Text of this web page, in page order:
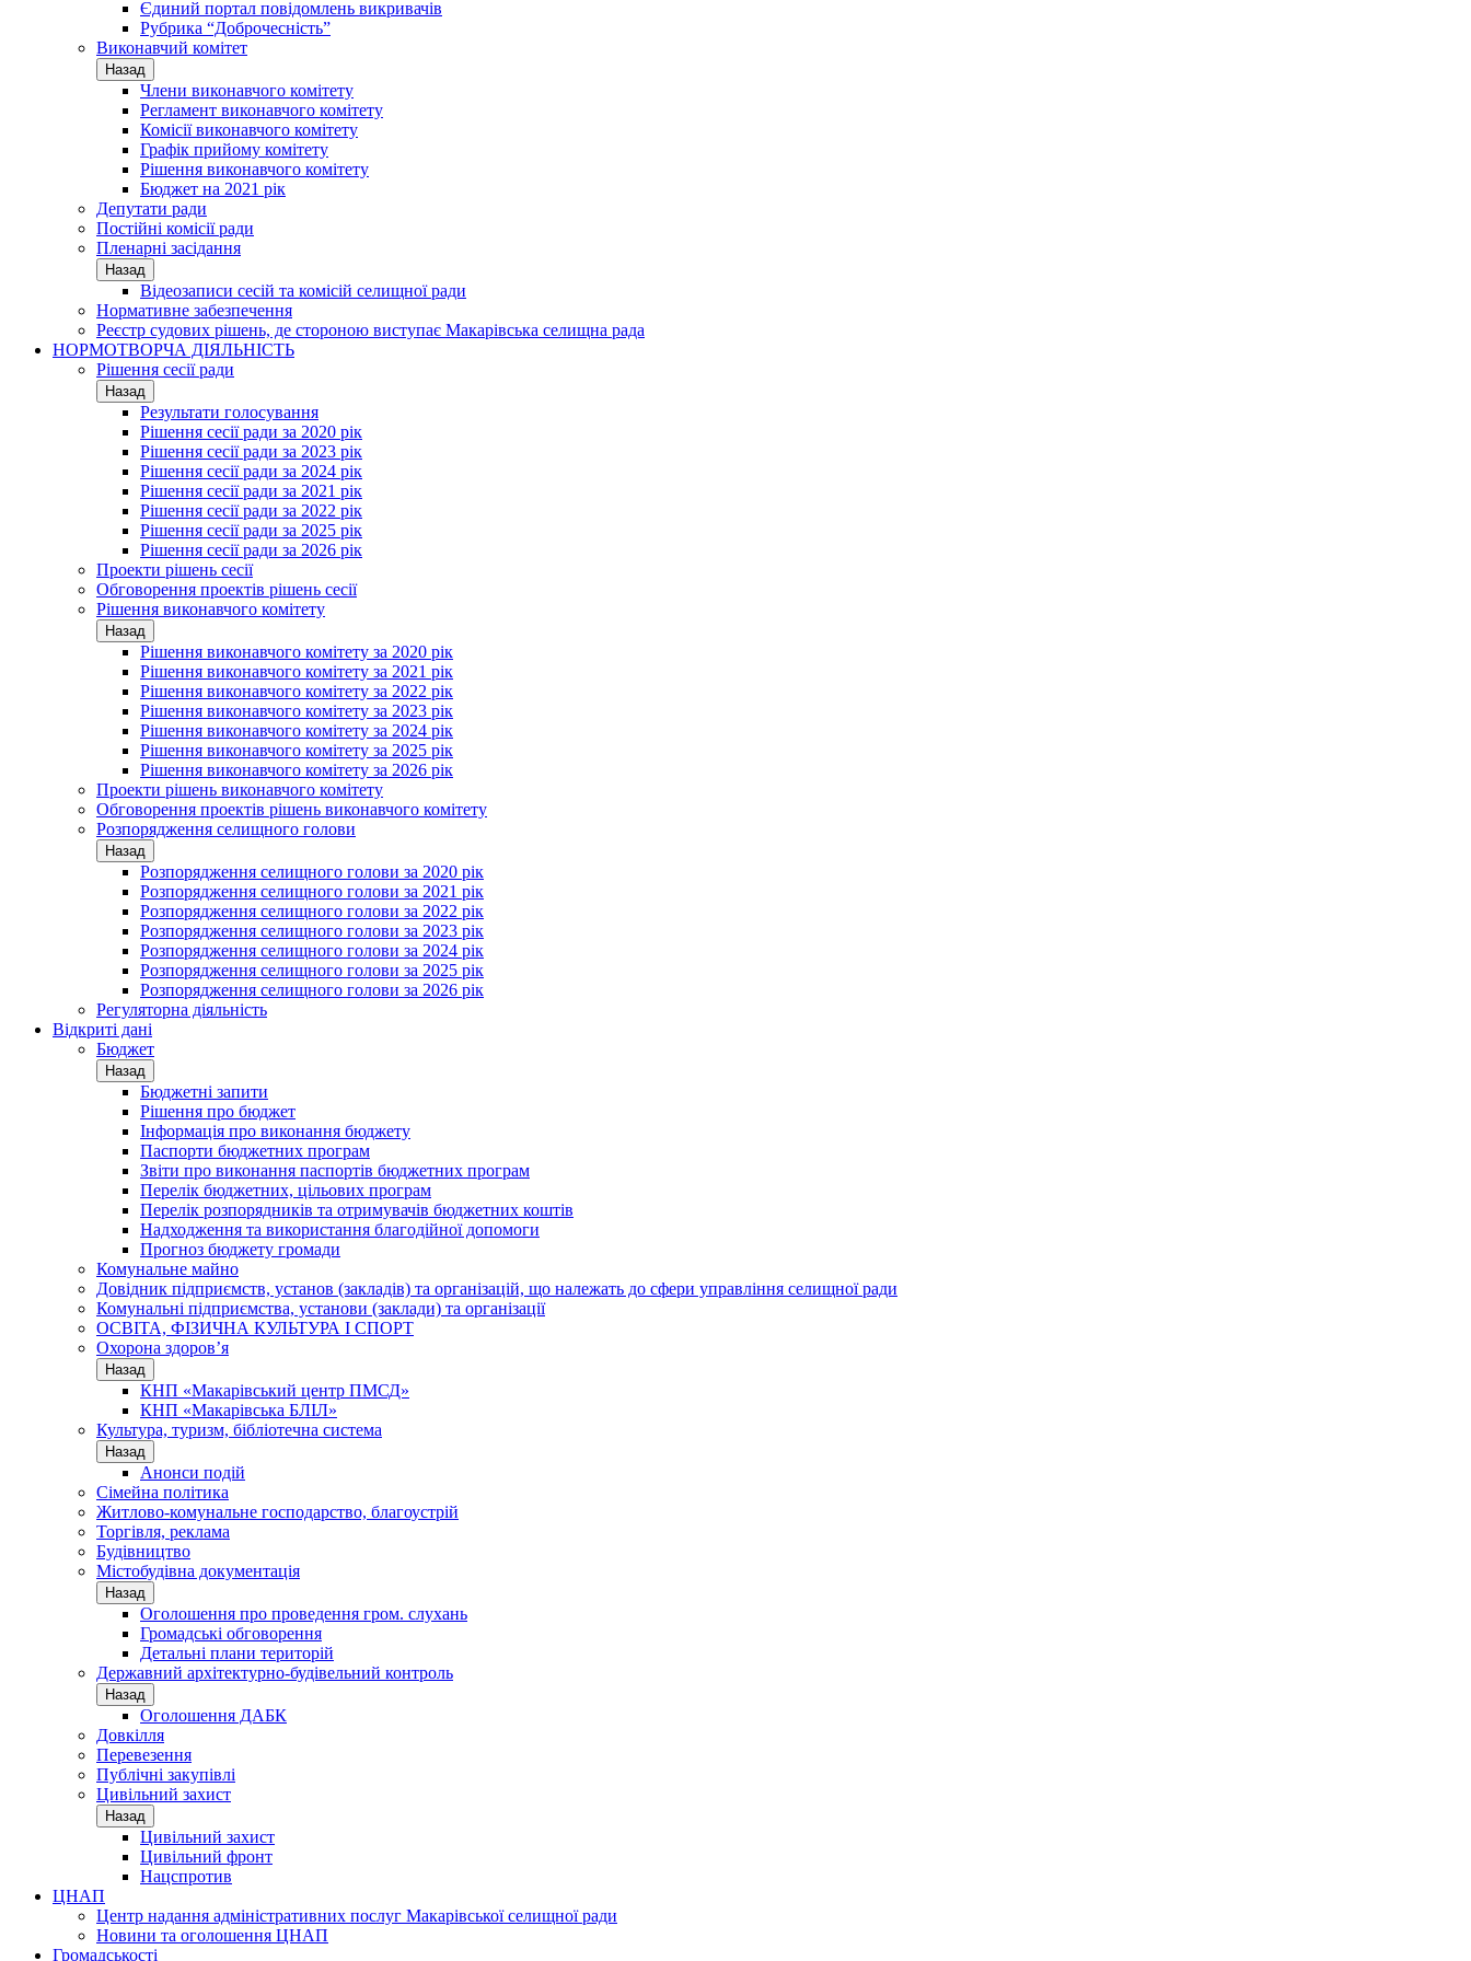
Єдиний портал повідомлень викривачів
Рубрика “Доброчесність”
Виконавчий комітет
Назад
Члени виконавчого комітету
Регламент виконавчого комітету
Комісії виконавчого комітету
Графік прийому комітету
Рішення виконавчого комітету
Бюджет на 2021 рік
Депутати ради
Постійні комісії ради
Пленарні засідання
Назад
Відеозаписи сесій та комісій селищної ради
Нормативне забезпечення
Реєстр судових рішень, де стороною виступає Макарівська селищна рада
НОРМОТВОРЧА ДІЯЛЬНІСТЬ
Рішення сесії ради
Назад
Результати голосування
Рішення сесії ради за 2020 рік
Рішення сесії ради за 2023 рік
Рішення сесії ради за 2024 рік
Рішення сесії ради за 2021 рік
Рішення сесії ради за 2022 рік
Рішення сесії ради за 2025 рік
Рішення сесії ради за 2026 рік
Проекти рішень сесії
Обговорення проектів рішень сесії
Рішення виконавчого комітету
Назад
Рішення виконавчого комітету за 2020 рік
Рішення виконавчого комітету за 2021 рік
Рішення виконавчого комітету за 2022 рік
Рішення виконавчого комітету за 2023 рік
Рішення виконавчого комітету за 2024 рік
Рішення виконавчого комітету за 2025 рік
Рішення виконавчого комітету за 2026 рік
Проекти рішень виконавчого комітету
Обговорення проектів рішень виконавчого комітету
Розпорядження селищного голови
Назад
Розпорядження селищного голови за 2020 рік
Розпорядження селищного голови за 2021 рік
Розпорядження селищного голови за 2022 рік
Розпорядження селищного голови за 2023 рік
Розпорядження селищного голови за 2024 рік
Розпорядження селищного голови за 2025 рік
Розпорядження селищного голови за 2026 рік
Регуляторна діяльність
Відкриті дані
Бюджет
Назад
Бюджетні запити
Рішення про бюджет
Інформація про виконання бюджету
Паспорти бюджетних програм
Звіти про виконання паспортів бюджетних програм
Перелік бюджетних, цільових програм
Перелік розпорядників та отримувачів бюджетних коштів
Надходження та використання благодійної допомоги
Прогноз бюджету громади
Комунальне майно
Довідник підприємств, установ (закладів) та організацій, що належать до сфери управління селищної ради
Комунальні підприємства, установи (заклади) та організації
ОСВІТА, ФІЗИЧНА КУЛЬТУРА І СПОРТ
Охорона здоров’я
Назад
КНП «Макарівський центр ПМСД»
КНП «Макарівська БЛІЛ»
Культура, туризм, бібліотечна система
Назад
Анонси подій
Сімейна політика
Житлово-комунальне господарство, благоустрій
Торгівля, реклама
Будівництво
Містобудівна документація
Назад
Оголошення про проведення гром. слухань
Громадські обговорення
Детальні плани територій
Державний архітектурно-будівельний контроль
Назад
Оголошення ДАБК
Довкілля
Перевезення
Публічні закупівлі
Цивільний захист
Назад
Цивільний захист
Цивільний фронт
Нацспротив
ЦНАП
Центр надання адміністративних послуг Макарівської селищної ради
Новини та оголошення ЦНАП
Громадськості